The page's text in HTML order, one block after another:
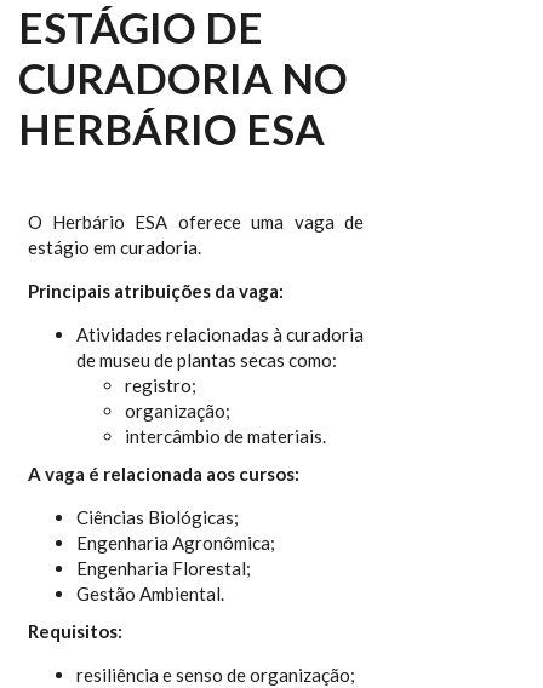
ESTÁGIO DE
CURADORIA NO
HERBÁRIO ESA
O Herbário ESA oferece uma vaga de
estágio em curadoria.
Principais atribuições da vaga:
Atividades relacionadas à curadoria
de museu de plantas secas como:
registro;
organização;
intercâmbio de materiais.
A vaga é relacionada aos cursos:
Ciências Biológicas;
Engenharia Agronômica;
Engenharia Florestal;
Gestão Ambiental.
Requisitos:
resiliência e senso de organização;